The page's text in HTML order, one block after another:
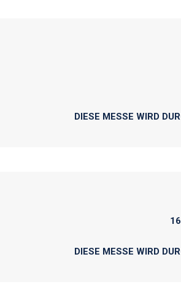
DIESE MESSE WIRD
DIESE MESSE WIRD